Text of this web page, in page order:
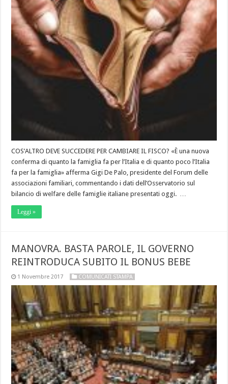
COS’ALTRO DEVE SUCCEDERE PER CAMBIARE IL FISCO? «È una nuova
conferma di quanto la famiglia fa per l’Italia e di quanto poco l’Italia
fa per la famiglia» afferma Gigi De Palo, presidente del Forum delle
associazioni familiari, commentando i dati dell’Osservatorio sul
bilancio di welfare delle famiglie italiane presentati oggi. …
Leggi »
MANOVRA. BASTA PAROLE, IL GOVERNO
REINTRODUCA SUBITO IL BONUS BEBE
1 Novembre 2017 COMUNICATI STAMPA